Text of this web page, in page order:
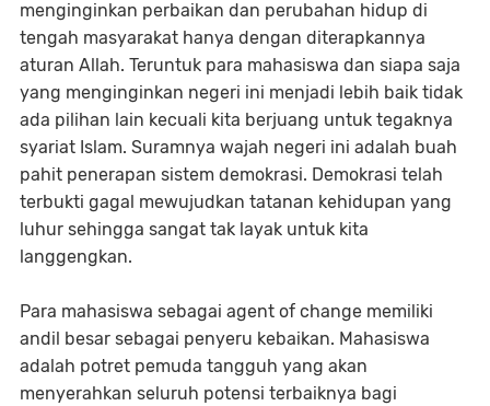
menginginkan perbaikan dan perubahan hidup di
tengah masyarakat hanya dengan diterapkannya
aturan Allah. Teruntuk para mahasiswa dan siapa saja
yang menginginkan negeri ini menjadi lebih baik tidak
ada pilihan lain kecuali kita berjuang untuk tegaknya
syariat Islam. Suramnya wajah negeri ini adalah buah
pahit penerapan sistem demokrasi. Demokrasi telah
terbukti gagal mewujudkan tatanan kehidupan yang
luhur sehingga sangat tak layak untuk kita
langgengkan.
Para mahasiswa sebagai agent of change memiliki
andil besar sebagai penyeru kebaikan. Mahasiswa
adalah potret pemuda tangguh yang akan
menyerahkan seluruh potensi terbaiknya bagi